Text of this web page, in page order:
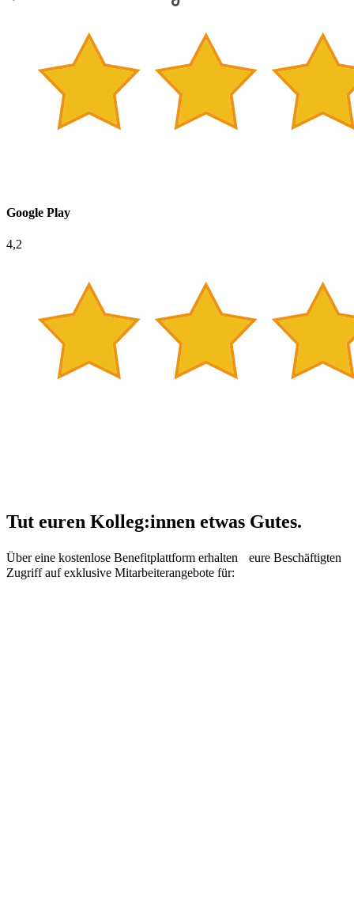
Google Play
4,2
Tut euren Kolleg:innen etwas Gutes.
Über eine kostenlose Benefitplattform erhalten eure Beschäftigten
Zugriff auf exklusive Mitarbeiterangebote für: